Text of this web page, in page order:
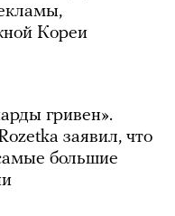
Кореи
гривен».
заявил, что
большие